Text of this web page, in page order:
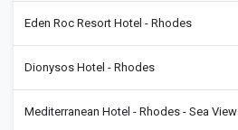
Eden Roc Resort Hotel - Rhodes
Dionysos Hotel - Rhodes
Mediterranean Hotel - Rhodes - Sea View